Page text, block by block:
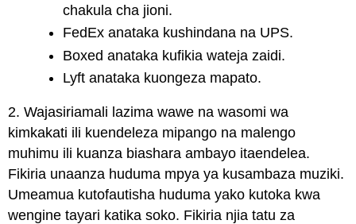
chakula cha jioni.
FedEx anataka kushindana na UPS.
Boxed anataka kufikia wateja zaidi.
Lyft anataka kuongeza mapato.
2. Wajasiriamali lazima wawe na wasomi wa
kimkakati ili kuendeleza mipango na malengo
muhimu ili kuanza biashara ambayo itaendelea.
Fikiria unaanza huduma mpya ya kusambaza muziki.
Umeamua kutofautisha huduma yako kutoka kwa
wengine tayari katika soko. Fikiria njia tatu za